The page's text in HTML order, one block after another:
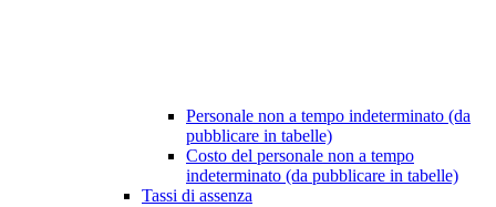
Personale non a tempo indeterminato (da
pubblicare in tabelle)
Costo del personale non a tempo
indeterminato (da pubblicare in tabelle)
Tassi di assenza